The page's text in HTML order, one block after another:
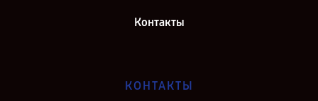
Контакты
КОНТАКТЫ